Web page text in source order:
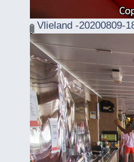
Vlieland -20200809-